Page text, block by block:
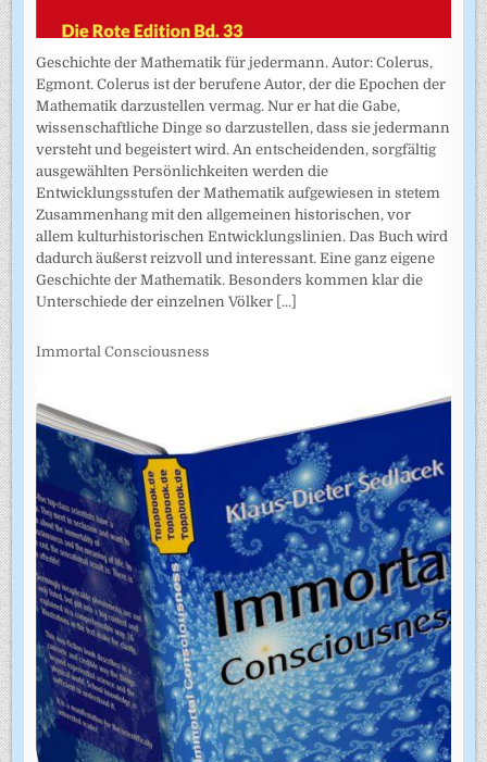
Geschichte der Mathematik für jedermann. Autor: Colerus,
Egmont. Colerus ist der berufene Autor, der die Epochen der
Mathematik darzustellen vermag. Nur er hat die Gabe,
wissenschaftliche Dinge so darzustellen, dass sie jedermann
versteht und begeistert wird. An entscheidenden, sorgfältig
ausgewählten Persönlichkeiten werden die
Entwicklungsstufen der Mathematik aufgewiesen in stetem
Zusammenhang mit den allgemeinen historischen, vor
allem kulturhistorischen Entwicklungslinien. Das Buch wird
dadurch äußerst reizvoll und interessant. Eine ganz eigene
Geschichte der Mathematik. Besonders kommen klar die
Unterschiede der einzelnen Völker [...]
Immortal Consciousness